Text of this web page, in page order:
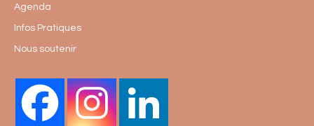
Agenda
Infos Pratiques
Nous soutenir